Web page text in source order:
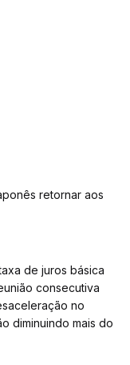
retornar aos
de juros básica
consecutiva
no
diminuindo mais do